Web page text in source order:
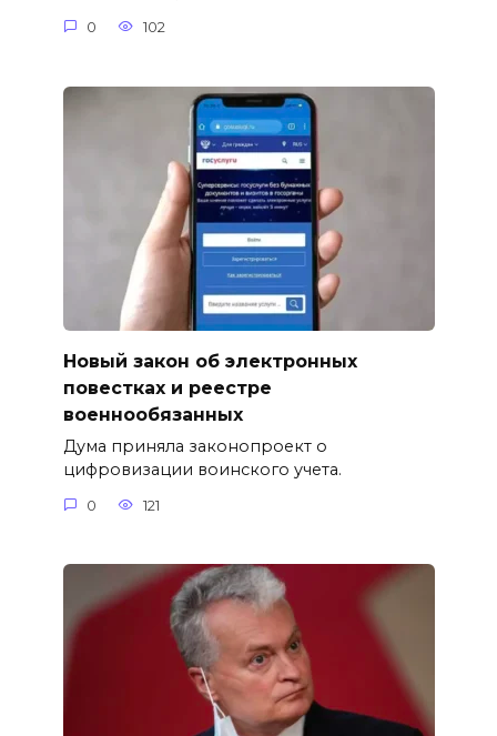
0 102
Новый закон об электронных
повестках и реестре
военнообязанных
Дума приняла законопроект о
цифровизации воинского учета.
0 121